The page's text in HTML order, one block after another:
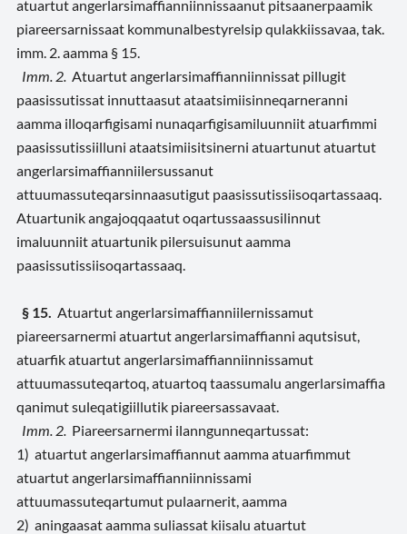
atuartut angerlarsimaffianniinnissaanut pitsaanerpaamik
piareersarnissaat kommunalbestyrelsip qulakkiissavaa, tak.
imm. 2. aamma § 15.
Imm. 2. Atuartut angerlarsimaffianniinnissat pillugit
paasissutissat innuttaasut ataatsimiisinneqarneranni
aamma illoqarfigisami nunaqarfigisamiluunniit atuarfimmi
paasissutissiilluni ataatsimiisitsinerni atuartunut atuartut
angerlarsimaffianniilersussanut
attuumassuteqarsinnaasutigut paasissutissiisoqartassaaq.
Atuartunik angajoqqaatut oqartussaassusilinnut
imaluunniit atuartunik pilersuisunut aamma
paasissutissiisoqartassaaq.
§ 15. Atuartut angerlarsimaffianniilernissamut
piareersarnermi atuartut angerlarsimaffianni aqutsisut,
atuarfik atuartut angerlarsimaffianniinnissamut
attuumassuteqartoq, atuartoq taassumalu angerlarsimaffia
qanimut suleqatigiillutik piareersassavaat.
Imm. 2. Piareersarnermi ilanngunneqartussat:
1) atuartut angerlarsimaffiannut aamma atuarfimmut
atuartut angerlarsimaffianniinnissami
attuumassuteqartumut pulaarnerit, aamma
2) aningaasat aamma suliassat kiisalu atuartut